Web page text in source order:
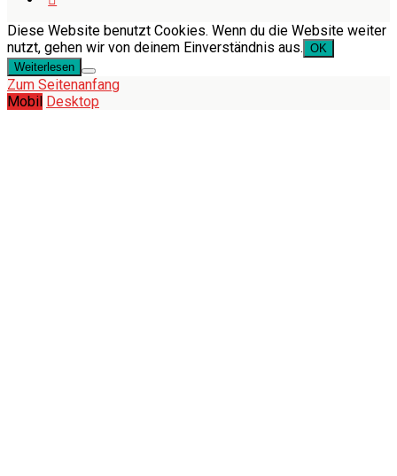
Diese Website benutzt Cookies. Wenn du die Website weiter
nutzt, gehen wir von deinem Einverständnis aus. OK
Weiterlesen
Zum Seitenanfang
Mobil Desktop